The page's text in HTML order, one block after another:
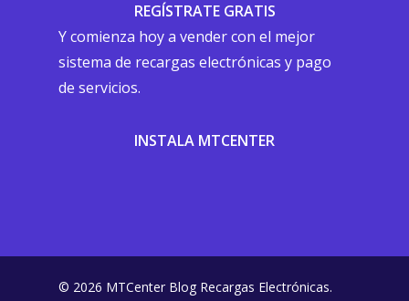
REGÍSTRATE GRATIS
Y comienza hoy a vender con el mejor
sistema de recargas electrónicas y pago
de servicios.
INSTALA MTCENTER
© 2026 MTCenter Blog Recargas Electrónicas.